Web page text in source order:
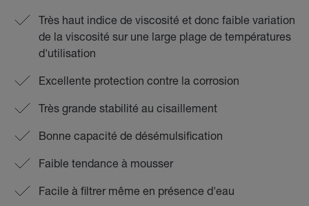
Très haut indice de viscosité et donc faible variation
de la viscosité sur une large plage de températures
d'utilisation
Excellente protection contre la corrosion
Très grande stabilité au cisaillement
Bonne capacité de désémulsification
Faible tendance à mousser
Facile à filtrer même en présence d'eau